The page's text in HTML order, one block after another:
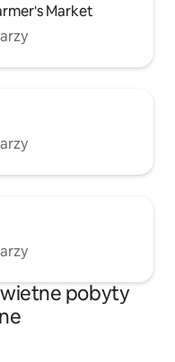
Market
pobyty